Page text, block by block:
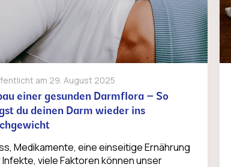
am 29. August 2025
einer gesunden Darmflora – So
du deinen Darm wieder ins
Medikamente, eine einseitige Ernährung
viele Faktoren können unser